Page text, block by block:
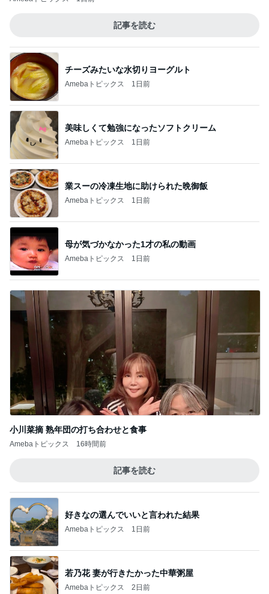
記事を読む
チーズみたいな水切りヨーグルト
Amebaトピックス 1日前
美味しくて勉強になったソフトクリーム
Amebaトピックス 1日前
業スーの冷凍生地に助けられた晩御飯
Amebaトピックス 1日前
母が気づかなかった1才の私の動画
Amebaトピックス 1日前
小川菜摘 熟年団の打ち合わせと食事
Amebaトピックス 16時間前
記事を読む
好きなの選んでいいと言われた結果
Amebaトピックス 1日前
若乃花 妻が行きたかった中華粥屋
Amebaトピックス 2日前